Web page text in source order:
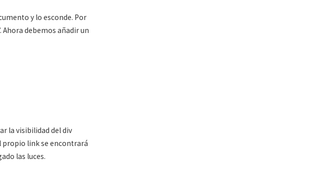
y lo esconde. Por
Ahora debemos añadir un
la visibilidad del div
propio link se encontrará
las luces.